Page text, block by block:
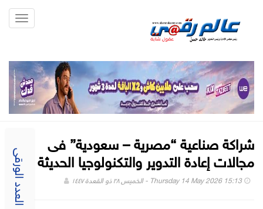
العدد الورقى
شراكة صناعية “مصرية – سعودية” فى
مجالات إعادة التدوير والتكنولوجيا الحديثة
Thursday 14 May 2026 15:13 - الخميس ٢٨ ذو القعدة ١٤٤٧